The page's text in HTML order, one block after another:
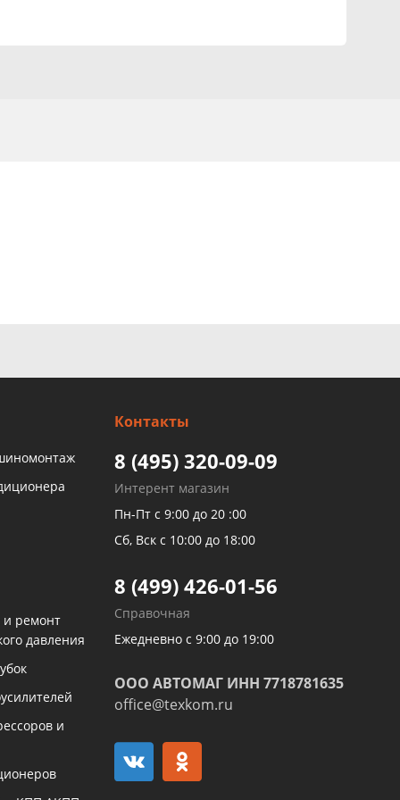
и ремонт
давления
и
Контакты
8 (495) 320-09-09
Интерент магазин
Пн-Пт с 9:00 до 20 :00
Сб, Вск с 10:00 до 18:00
8 (499) 426-01-56
Справочная
Ежедневно с 9:00 до 19:00
ООО АВТОМАГ ИНН 7718781635
office@texkom.ru